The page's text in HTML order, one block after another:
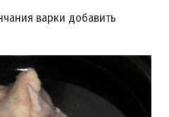
варки добавить